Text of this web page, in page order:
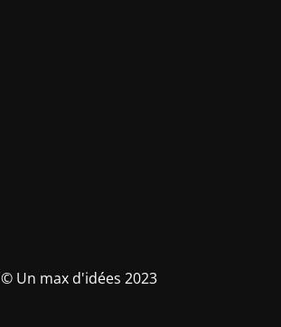
© Un max d'idées 2023